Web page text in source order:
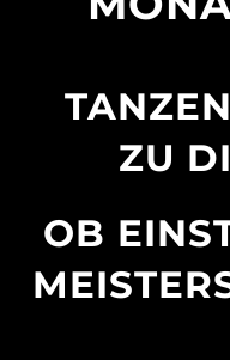
ZU
OB